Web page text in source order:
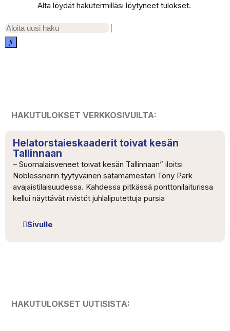
Alta löydät hakutermilläsi löytyneet tulokset.
HAKUTULOKSET VERKKOSIVUILTA:
Helatorstaieskaaderit toivat kesän
Tallinnaan
– Suomalaisveneet toivat kesän Tallinnaan” iloitsi
Noblessnerin tyytyväinen satamamestari Töny Park
avajaistilaisuudessa. Kahdessa pitkässä ponttonilaiturissa
kellui näyttävät rivistöt juhlaliputettuja pursia
Sivulle
HAKUTULOKSET UUTISISTA: